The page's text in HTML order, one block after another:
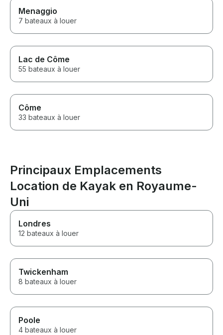
Menaggio
7 bateaux à louer
Lac de Côme
55 bateaux à louer
Côme
33 bateaux à louer
Principaux Emplacements
Location de Kayak en Royaume-
Uni
Londres
12 bateaux à louer
Twickenham
8 bateaux à louer
Poole
4 bateaux à louer